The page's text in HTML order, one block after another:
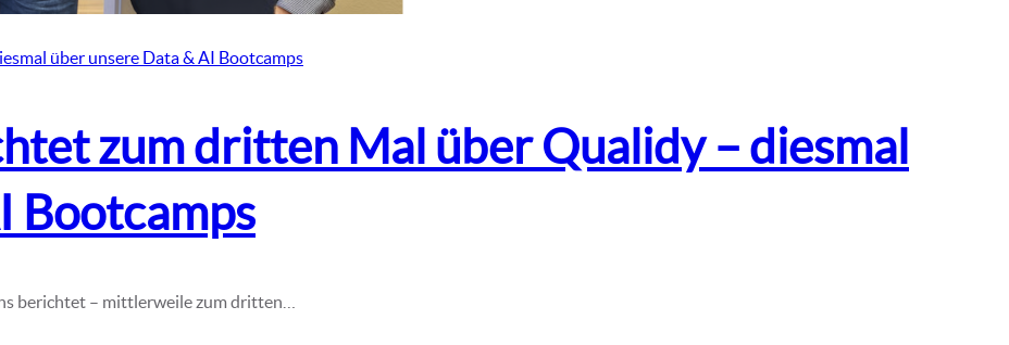
über unsere Data & AI Bootcamps
zum dritten Mal über Qualidy – diesmal
Bootcamps
berichtet – mittlerweile zum dritten…